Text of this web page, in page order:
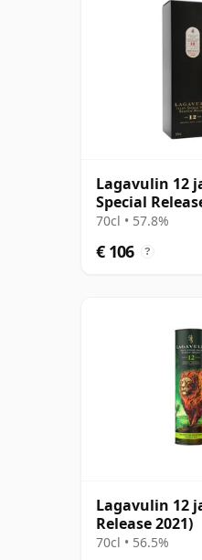
Lagavulin 12
Special
Release
70cl • 57.8%
€ 106 ?
Lagavulin 12
Release 2021)
70cl • 56.5%